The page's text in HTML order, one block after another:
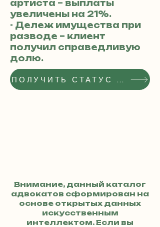
артиста – выплаты
увеличены на 21%.
- Дележ имущества при
разводе – клиент
получил справедливую
долю.
ПОЛУЧИТЬ СТАТУС РЕКОМЕНДОВАННОГО АДВОКАТА
Внимание, данный каталог
адвокатов сформирован на
основе открытых данных
искусственным
интеллектом. Если вы